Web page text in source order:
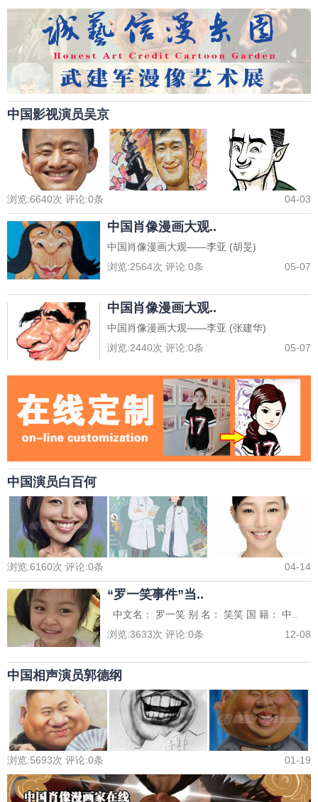
中国影视演员吴京
浏览:6640次 评论:0条 04-03
中国肖像漫画大观..
中国肖像漫画大观——李亚 (胡旻)
浏览:2564次 评论:0条 05-07
中国肖像漫画大观..
中国肖像漫画大观——李亚 (张建华)
浏览:2440次 评论:0条 05-07
中国演员白百何
浏览:6160次 评论:0条 04-14
“罗一笑事件”当..
中文名： 罗一笑 别 名： 笑笑 国 籍： 中..
浏览:3633次 评论:0条 12-08
中国相声演员郭德纲
浏览:5693次 评论:0条 01-19